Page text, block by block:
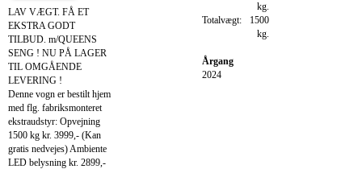
LAV VÆGT. FÅ ET
EKSTRA GODT
TILBUD. m/QUEENS
SENG ! NU PÅ LAGER
TIL OMGÅENDE
LEVERING !
Denne vogn er bestilt hjem
med flg. fabriksmonteret
ekstraudstyr: Opvejning
1500 kg kr. 3999,- (Kan
gratis nedvejes) Ambiente
LED belysning kr. 2899,-
kg.
Totalvægt:
1500
kg.
Årgang
2024